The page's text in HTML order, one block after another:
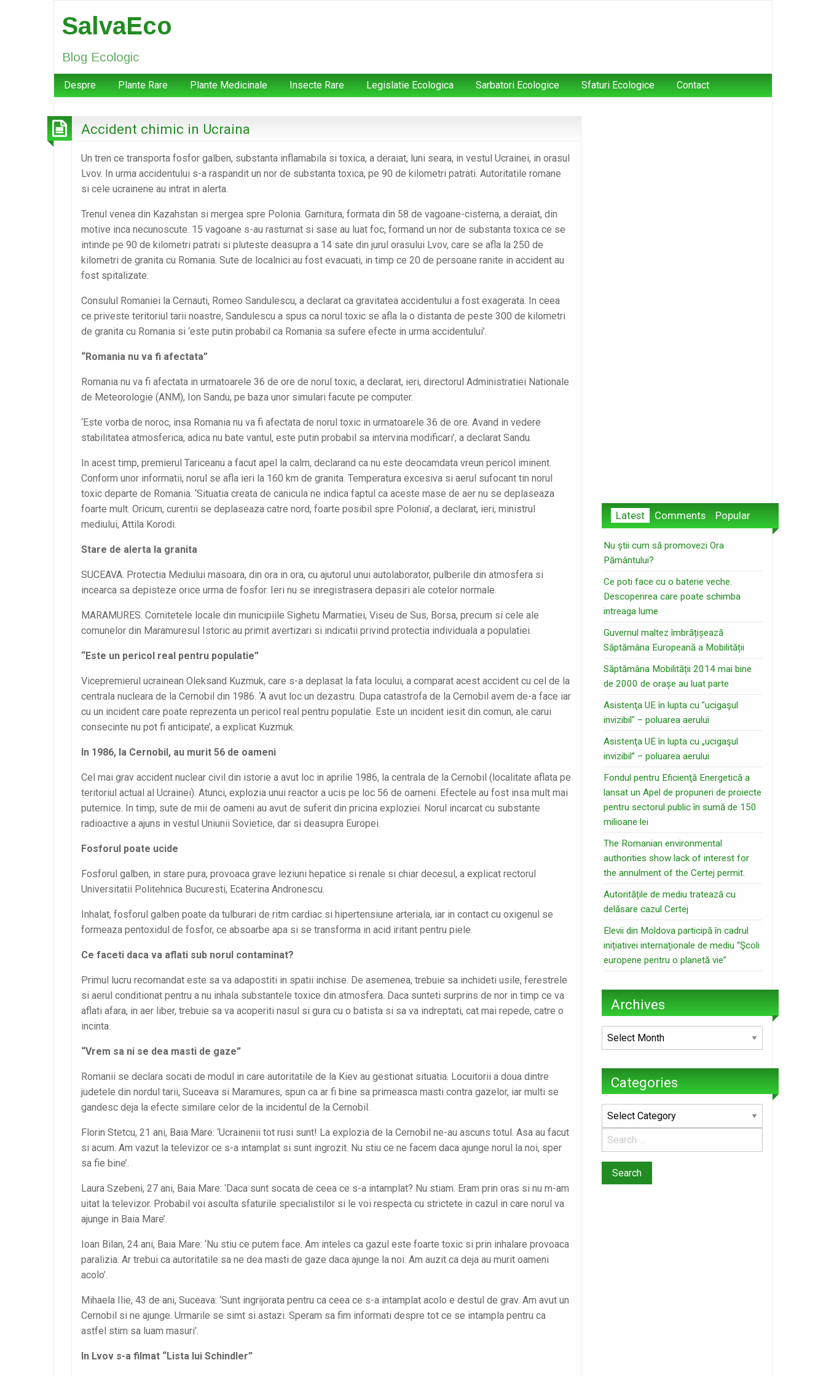
SalvaEco
Blog Ecologic
Despre Plante Rare Plante Medicinale Insecte Rare Legislatie Ecologica Sarbatori Ecologice Sfaturi Ecologice Contact
Accident chimic in Ucraina
Un tren ce transporta fosfor galben, substanta inflamabila si toxica, a deraiat, luni seara, in vestul Ucrainei, in orasul
Lvov. In urma accidentului s-a raspandit un nor de substanta toxica, pe 90 de kilometri patrati. Autoritatile romane
si cele ucrainene au intrat in alerta.
Trenul venea din Kazahstan si mergea spre Polonia. Garnitura, formata din 58 de vagoane-cisterna, a deraiat, din
motive inca necunoscute. 15 vagoane s-au rasturnat si sase au luat foc, formand un nor de substanta toxica ce se
intinde pe 90 de kilometri patrati si pluteste deasupra a 14 sate din jurul orasului Lvov, care se afla la 250 de
kilometri de granita cu Romania. Sute de localnici au fost evacuati, in timp ce 20 de persoane ranite in accident au
fost spitalizate.
Consulul Romaniei la Cernauti, Romeo Sandulescu, a declarat ca gravitatea accidentului a fost exagerata. In ceea
ce priveste teritoriul tarii noastre, Sandulescu a spus ca norul toxic se afla la o distanta de peste 300 de kilometri
de granita cu Romania si ‘este putin probabil ca Romania sa sufere efecte in urma accidentului’.
“Romania nu va fi afectata”
Romania nu va fi afectata in urmatoarele 36 de ore de norul toxic, a declarat, ieri, directorul Administratiei Nationale
de Meteorologie (ANM), Ion Sandu, pe baza unor simulari facute pe computer.
‘Este vorba de noroc, insa Romania nu va fi afectata de norul toxic in urmatoarele 36 de ore. Avand in vedere
stabilitatea atmosferica, adica nu bate vantul, este putin probabil sa intervina modificari’, a declarat Sandu.
In acest timp, premierul Tariceanu a facut apel la calm, declarand ca nu este deocamdata vreun pericol iminent.
Conform unor informatii, norul se afla ieri la 160 km de granita. Temperatura excesiva si aerul sufocant tin norul
toxic departe de Romania. ‘Situatia creata de canicula ne indica faptul ca aceste mase de aer nu se deplaseaza
foarte mult. Oricum, curentii se deplaseaza catre nord, foarte posibil spre Polonia’, a declarat, ieri, ministrul
mediului, Attila Korodi.
Stare de alerta la granita
SUCEAVA. Protectia Mediului masoara, din ora in ora, cu ajutorul unui autolaborator, pulberile din atmosfera si
incearca sa depisteze orice urma de fosfor. Ieri nu se inregistrasera depasiri ale cotelor normale.
MARAMURES. Comitetele locale din municipiile Sighetu Marmatiei, Viseu de Sus, Borsa, precum si cele ale
comunelor din Maramuresul Istoric au primit avertizari si indicatii privind protectia individuala a populatiei.
“Este un pericol real pentru populatie”
Vicepremierul ucrainean Oleksand Kuzmuk, care s-a deplasat la fata locului, a comparat acest accident cu cel de la
centrala nucleara de la Cernobil din 1986. ‘A avut loc un dezastru. Dupa catastrofa de la Cernobil avem de-a face iar
cu un incident care poate reprezenta un pericol real pentru populatie. Este un incident iesit din comun, ale carui
consecinte nu pot fi anticipate’, a explicat Kuzmuk.
In 1986, la Cernobil, au murit 56 de oameni
Cel mai grav accident nuclear civil din istorie a avut loc in aprilie 1986, la centrala de la Cernobil (localitate aflata pe
teritoriul actual al Ucrainei). Atunci, explozia unui reactor a ucis pe loc 56 de oameni. Efectele au fost insa mult mai
puternice. In timp, sute de mii de oameni au avut de suferit din pricina exploziei. Norul incarcat cu substante
radioactive a ajuns in vestul Uniunii Sovietice, dar si deasupra Europei.
Fosforul poate ucide
Fosforul galben, in stare pura, provoaca grave leziuni hepatice si renale si chiar decesul, a explicat rectorul
Universitatii Politehnica Bucuresti, Ecaterina Andronescu.
Inhalat, fosforul galben poate da tulburari de ritm cardiac si hipertensiune arteriala, iar in contact cu oxigenul se
formeaza pentoxidul de fosfor, ce absoarbe apa si se transforma in acid iritant pentru piele.
Ce faceti daca va aflati sub norul contaminat?
Primul lucru recomandat este sa va adapostiti in spatii inchise. De asemenea, trebuie sa inchideti usile, ferestrele
si aerul conditionat pentru a nu inhala substantele toxice din atmosfera. Daca sunteti surprins de nor in timp ce va
aflati afara, in aer liber, trebuie sa va acoperiti nasul si gura cu o batista si sa va indreptati, cat mai repede, catre o
incinta.
“Vrem sa ni se dea masti de gaze”
Romanii se declara socati de modul in care autoritatile de la Kiev au gestionat situatia. Locuitorii a doua dintre
judetele din nordul tarii, Suceava si Maramures, spun ca ar fi bine sa primeasca masti contra gazelor, iar multi se
gandesc deja la efecte similare celor de la incidentul de la Cernobil.
Florin Stetcu, 21 ani, Baia Mare: ‘Ucrainenii tot rusi sunt! La explozia de la Cernobil ne-au ascuns totul. Asa au facut
si acum. Am vazut la televizor ce s-a intamplat si sunt ingrozit. Nu stiu ce ne facem daca ajunge norul la noi, sper
sa fie bine’.
Laura Szebeni, 27 ani, Baia Mare: ‘Daca sunt socata de ceea ce s-a intamplat? Nu stiam. Eram prin oras si nu m-am
uitat la televizor. Probabil voi asculta sfaturile specialistilor si le voi respecta cu strictete in cazul in care norul va
ajunge in Baia Mare’.
Ioan Bilan, 24 ani, Baia Mare: ‘Nu stiu ce putem face. Am inteles ca gazul este foarte toxic si prin inhalare provoaca
paralizia. Ar trebui ca autoritatile sa ne dea masti de gaze daca ajunge la noi. Am auzit ca deja au murit oameni
acolo’.
Mihaela Ilie, 43 de ani, Suceava: ‘Sunt ingrijorata pentru ca ceea ce s-a intamplat acolo e destul de grav. Am avut un
Cernobil si ne ajunge. Urmarile se simt si astazi. Speram sa fim informati despre tot ce se intampla pentru ca
astfel stim sa luam masuri’.
In Lvov s-a filmat “Lista lui Schindler”
Latest Comments Popular
Nu știi cum să promovezi Ora
Pământului?
Ce poti face cu o baterie veche.
Descoperirea care poate schimba
intreaga lume
Guvernul maltez îmbrățișează
Săptămâna Europeană a Mobilității
Săptămâna Mobilității 2014 mai bine
de 2000 de orașe au luat parte
Asistenţa UE în lupta cu "ucigaşul
invizibil" – poluarea aerului
Asistenţa UE în lupta cu „ucigaşul
invizibil” – poluarea aerului
Fondul pentru Eficienţă Energetică a
lansat un Apel de propuneri de proiecte
pentru sectorul public în sumă de 150
milioane lei
The Romanian environmental
authorities show lack of interest for
the annulment of the Certej permit.
Autoritățile de mediu tratează cu
delăsare cazul Certej
Elevii din Moldova participă în cadrul
inițiativei internaționale de mediu “Şcoli
europene pentru o planetă vie”
Archives
Archives
Categories
Categories